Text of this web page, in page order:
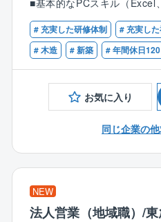
■リモートワーク制度 (在宅勤
業務内容によっては、出社
可能です。情報通信機器の
トワーク環境も整備してい
■ビジネスカジュアル
ビジネスシーンに適した服
く、カジュアルな服装での
■安定した受注
発注元の8割は、親会社関西
■外観パースの依頼
■内装デザイン（床材、壁紙
■インテリア（照明など）
※外観パースは、建物の外観
築計画や不動産プロジェク
ル化するための手法です。
［3］アウトラインが決ま
計担当者へ引継ぎ
■建材のサンプル手配などを
＜インテリアコーディネー
住宅づくりにおいて、最も
二人三脚で理想の家づくり
■基本的なPCスキル（Excel
方
【歓迎条件】
■インテリアコーディネー
ー、色彩検定の有資格者
# 充実した研修体制 # 充実し
# 木造
# 新築 # 年間休日
お気に入り
同じ企業の
NEW
法人営業（地域職）/